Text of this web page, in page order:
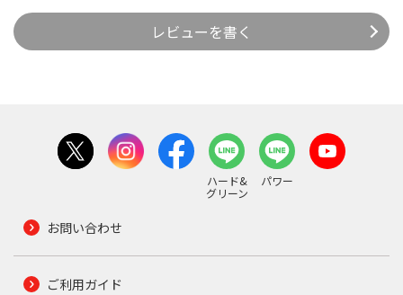
レビューを書く
ハード&
グリーン
パワー
お問い合わせ
ご利用ガイド